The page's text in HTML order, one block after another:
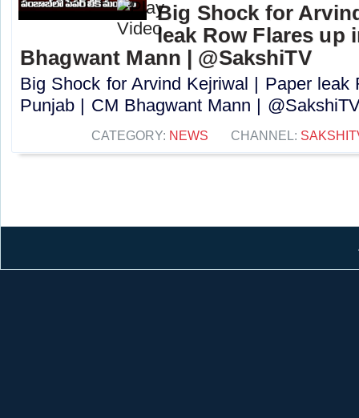
Big Shock for
leak Row Flares up
Bhagwant Mann | @SakshiTV
Big Shock for Arvind Kejriwal | Paper leak
Punjab | CM Bhagwant Mann |
CATEGORY: NEWS CHANNEL: